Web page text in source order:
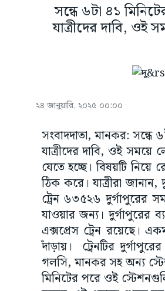
সন্ধে ৬টা ৪১
যাত্রীদের দাবি, ওই
২৪ জানুয়ারি, ২০২৫ ০০:০০
সংবাদদাতা, মানকর: সন্ধে
যাত্রীদের দাবি, ওই সময়ে
যেতে হচ্ছে। বিষয়টি
ঠিক করে। যাত্রীরা
ট্রেন ৬৩৫২৬ দুর্গাপুরের
যাওয়ার জন্য। দুর্গাপুরের
এক্সপ্রেস ট্রেন রয়েছে।
দাঁড়ায়। ট্রেনটির
গলসি, মানকর সহ অন্য
মিনিটের পরে ওই